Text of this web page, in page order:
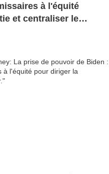
à l'équité
et centraliser le